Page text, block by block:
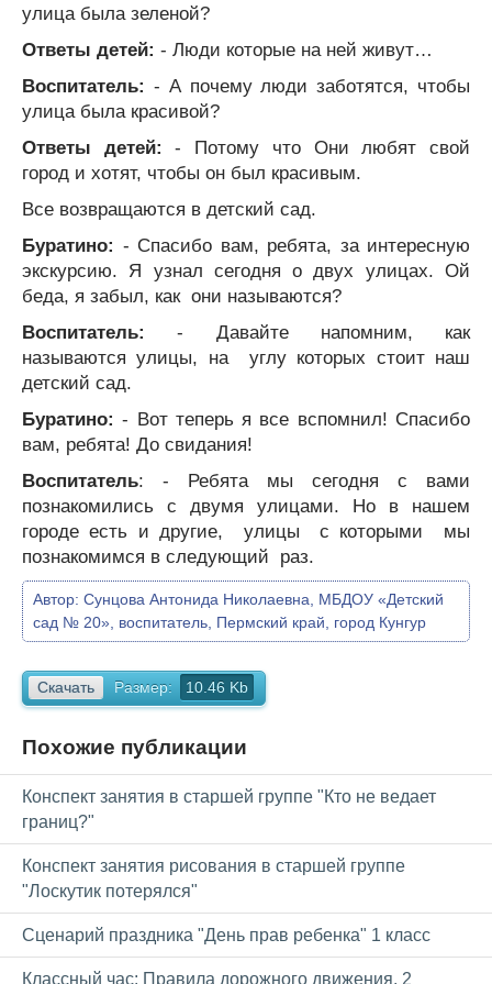
улица была зеленой?
Ответы детей: - Люди которые на ней живут…
Воспитатель: - А почему люди заботятся, чтобы
улица была красивой?
Ответы детей: - Потому что Они любят свой
город и хотят, чтобы он был красивым.
Все возвращаются в детский сад.
Буратино: - Спасибо вам, ребята, за интересную
экскурсию. Я узнал сегодня о двух улицах. Ой
беда, я забыл, как они называются?
Воспитатель:
- Давайте напомним, как
называются улицы, на углу которых стоит наш
детский сад.
Буратино: - Вот теперь я все вспомнил! Спасибо
вам, ребята! До свидания!
Воспитатель: - Ребята мы сегодня с вами
познакомились с двумя улицами. Но в нашем
городе есть и другие, улицы с которыми мы
познакомимся в следующий раз.
Автор: Сунцова Антонида Николаевна, МБДОУ «Детский
сад № 20», воспитатель, Пермский край, город Кунгур
Скачать Размер: 10.46 Kb
Похожие публикации
Конспект занятия в старшей группе "Кто не ведает
границ?"
Конспект занятия рисования в старшей группе
"Лоскутик потерялся"
Сценарий праздника "День прав ребенка" 1 класс
Классный час: Правила дорожного движения. 2